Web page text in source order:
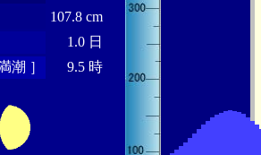
107.8 cm
1.0 日
潮 ］
9.5 時